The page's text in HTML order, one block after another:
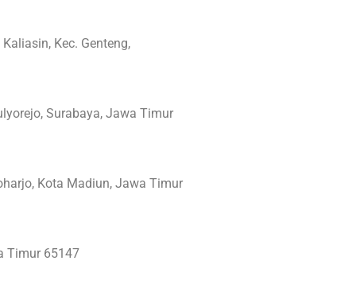
Kec. Genteng,
Surabaya, Jawa Timur
Kota Madiun, Jawa Timur
Timur 65147